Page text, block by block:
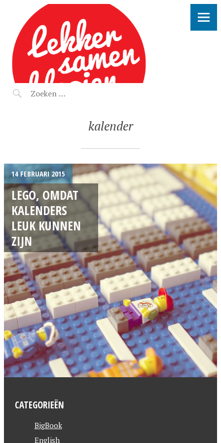
LEKKER SAMEN KLOOIEN
kalender
14 FEBRUARI 2015
LEGO, OMDAT
KALENDERS
LEUK KUNNEN
ZIJN
CATEGORIEËN
BigBook
English